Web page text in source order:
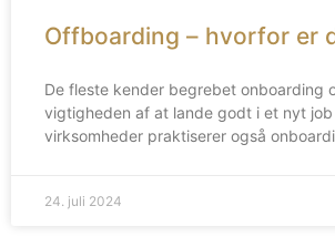
Offboarding – hvorfor er
De fleste kender begrebet onboarding
vigtigheden af at lande godt i et nyt job
virksomheder praktiserer også
24. juli 2024